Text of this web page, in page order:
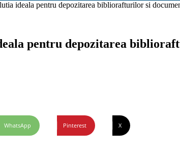
ideala pentru depozitarea bibliorafturilor si
pentru depozitarea
WhatsApp Pinterest X